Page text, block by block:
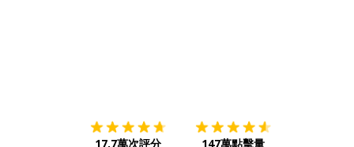
17.7萬次評分 147萬點擊量